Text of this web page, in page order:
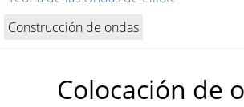
Construcción de ondas
Colocación de